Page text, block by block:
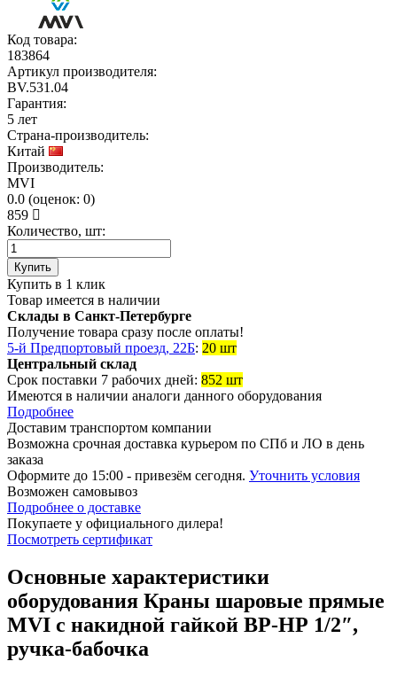
Код товара:
183864
Артикул производителя:
BV.531.04
Гарантия:
5 лет
Страна-производитель:
Китай
Производитель:
MVI
0.0 (оценок: 0)
859
Количество, шт:
Купить
Купить в 1 клик
Товар имеется в наличии
Склады в Санкт-Петербурге
Получение товара сразу после оплаты!
5-й Предпортовый проезд, 22Б: 20 шт
Центральный склад
Срок поставки 7 рабочих дней: 852 шт
Имеются в наличии аналоги данного оборудования
Подробнее
Доставим транспортом компании
Возможна срочная доставка курьером по СПб и ЛО в день
заказа
Оформите до 15:00 - привезём сегодня. Уточнить условия
Возможен самовывоз
Подробнее о доставке
Покупаете у официального дилера!
Посмотреть сертификат
Основные характеристики
оборудования Краны шаровые прямые
MVI с накидной гайкой ВР-НР 1/2″,
ручка-бабочка